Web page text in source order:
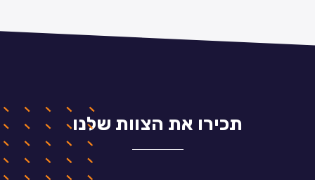
תכירו את הצוות שלנו